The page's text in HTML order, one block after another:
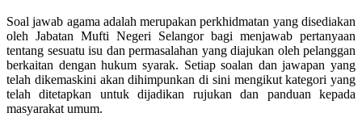
Soal jawab agama adalah merupakan perkhidmatan yang disediakan
oleh Jabatan Mufti Negeri Selangor bagi menjawab pertanyaan
tentang sesuatu isu dan permasalahan yang diajukan oleh pelanggan
berkaitan dengan hukum syarak. Setiap soalan dan jawapan yang
telah dikemaskini akan dihimpunkan di sini mengikut kategori yang
telah ditetapkan untuk dijadikan rujukan dan panduan kepada
masyarakat umum.